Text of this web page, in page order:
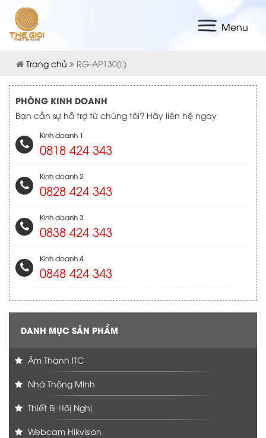
Menu
Trang chủ RG-AP130(L)
PHÒNG KINH DOANH
Bạn cần sự hỗ trợ từ chúng tôi? Hãy liên hệ ngay
Kinh doanh 1
0818 424 343
Kinh doanh 2
0828 424 343
Kinh doanh 3
0838 424 343
Kinh doanh 4
0848 424 343
DANH MỤC SẢN PHẨM
Âm Thanh ITC
Nhà Thông Minh
Thiết Bị Hôị Nghị
Webcam Hikvision